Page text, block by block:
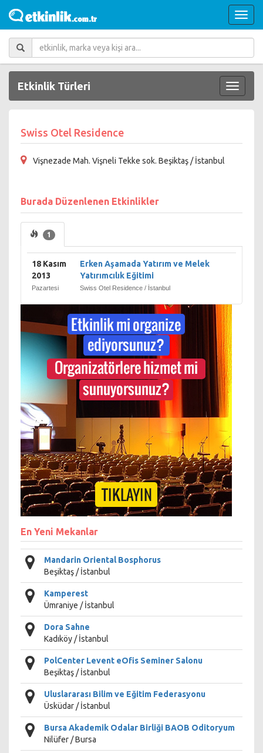
Etkinlik Türleri
Swiss Otel Residence
Vişnezade Mah. Vişneli Tekke sok. Beşiktaş / İstanbul
Burada Düzenlenen Etkinlikler
1
18 Kasım
2013
Pazartesi
Erken Aşamada Yatırım ve Melek
Yatırımcılık Eğitimi
Swiss Otel Residence / İstanbul
En Yeni Mekanlar
Mandarin Oriental Bosphorus
Beşiktaş / İstanbul
Kamperest
Ümraniye / İstanbul
Dora Sahne
Kadıköy / İstanbul
PolCenter Levent eOfis Seminer Salonu
Beşiktaş / İstanbul
Uluslararası Bilim ve Eğitim Federasyonu
Üsküdar / İstanbul
Bursa Akademik Odalar Birliği BAOB Oditoryum
Nilüfer / Bursa